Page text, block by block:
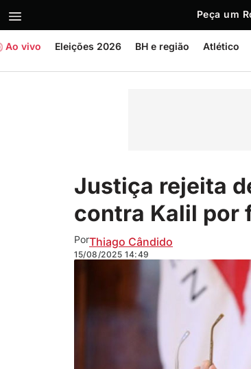
Peça um
Ao vivo Eleições 2026 BH e região Atlético
Justiça rejeita
contra Kalil por
PorThiago Cândido
15/08/2025 14:49